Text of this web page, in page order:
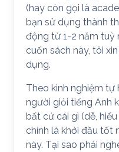
(hay còn gọi là
bạn sử dụng thành
động từ 1-2 năm tuỳ
cuốn sách này, tôi
dụng.
Theo kinh nghiệm tự
người giỏi tiếng Anh
bất cứ cái gì (dễ,
chính là khởi đầu tốt
này. Tại sao phải